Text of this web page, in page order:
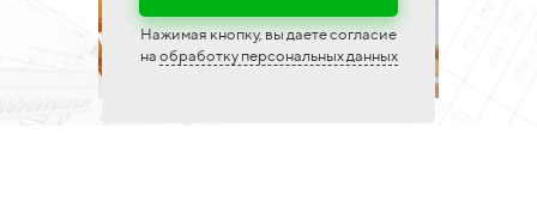
Нажимая кнопку, вы даете согласие
на обработку персональных данных